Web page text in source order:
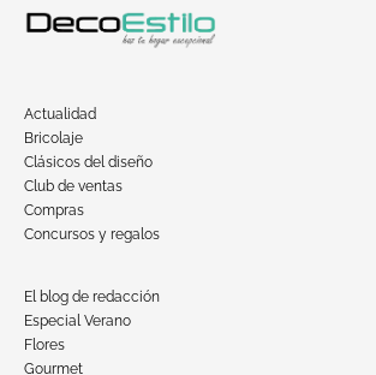
Actualidad
Bricolaje
Clásicos del diseño
Club de ventas
Compras
Concursos y regalos
El blog de redacción
Especial Verano
Flores
Gourmet